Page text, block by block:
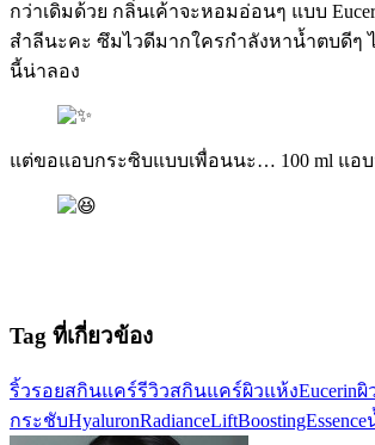
กว่าเดิมด้วย กลิ่นเค้าจะหอมอ่อนๆ แบบ
สำลีนะคะ ซึมไวดีมากใครกำลังหาน้ำตบดีๆ
นี้น่าลอง
แต่ขอแอบกระซิบแบบเพื่อนนะ… 100 ml แอ
Tag ที่เกี่ยวข้อง
ริ้วรอยสกินแคร์รีวิวสกินแคร์ผิวแห้งEucerinผิ
กระชับHyaluronRadianceLiftBoostingEssence